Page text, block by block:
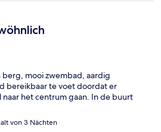
mooi zwembad, aardig
bereikbaar te voet doordat er
het centrum gaan. In de buurt
von 3 Nächten